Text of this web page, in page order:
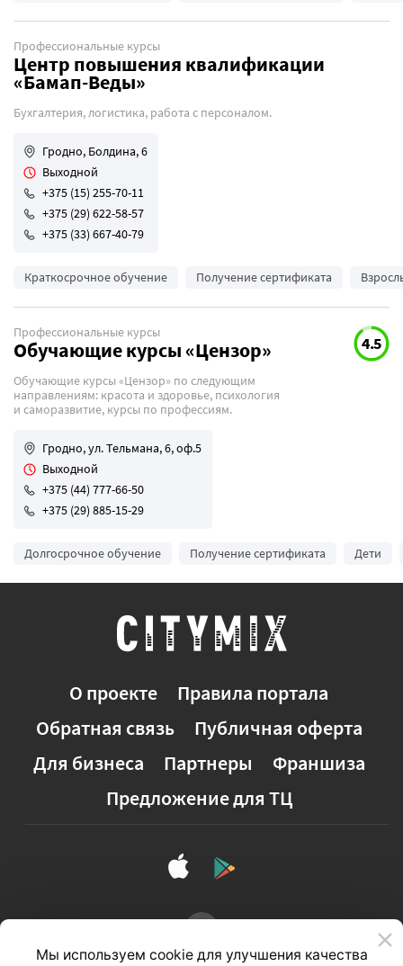
Профессиональные курсы
Центр повышения квалификации
«Бамап-Веды»
Бухгалтерия, логистика, работа с персоналом.
Гродно, Болдина, 6
Выходной
+375 (15) 255-70-11
+375 (29) 622-58-57
+375 (33) 667-40-79
Краткосрочное обучение Получение сертификата
4.5
Профессиональные курсы
Обучающие курсы «Цензор»
Обучающие курсы «Цензор» по следующим
направлениям: красота и здоровье, психология
и саморазвитие, курсы по профессиям.
Гродно, ул. Тельмана, 6, оф.5
Выходной
+375 (44) 777-66-50
+375 (29) 885-15-29
Долгосрочное обучение Получение сертификата Дети
О проекте
Правила портала
Обратная связь
Публичная оферта
Для бизнеса
Партнеры
Франшиза
Предложение для ТЦ
Мы используем cookie для улучшения качества